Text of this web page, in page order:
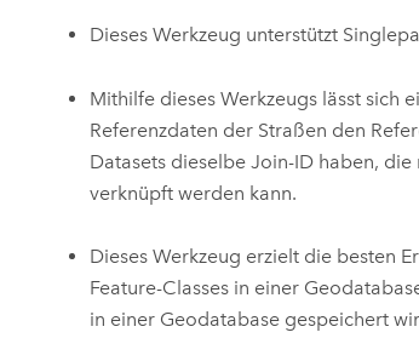
Dieses Werkzeug unterstützt
Mithilfe dieses Werkzeugs lässt sich
Referenzdaten der Straßen den
Datasets dieselbe Join-ID haben,
verknüpft werden kann.
Dieses Werkzeug erzielt die besten
Feature-Classes in einer
in einer Geodatabase gespeichert